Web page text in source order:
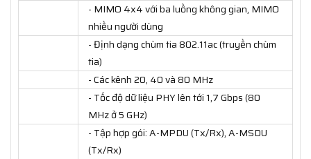
- MIMO 4x4 với ba luồng không gian, MIMO
nhiều người dùng
- Định dạng chùm tia 802.11ac (truyền chùm
tia)
- Các kênh 20, 40 và 80 MHz
- Tốc độ dữ liệu PHY lên tới 1,7 Gbps (80
MHz ở 5 GHz)
- Tập hợp gói: A-MPDU (Tx/Rx), A-MSDU
(Tx/Rx)